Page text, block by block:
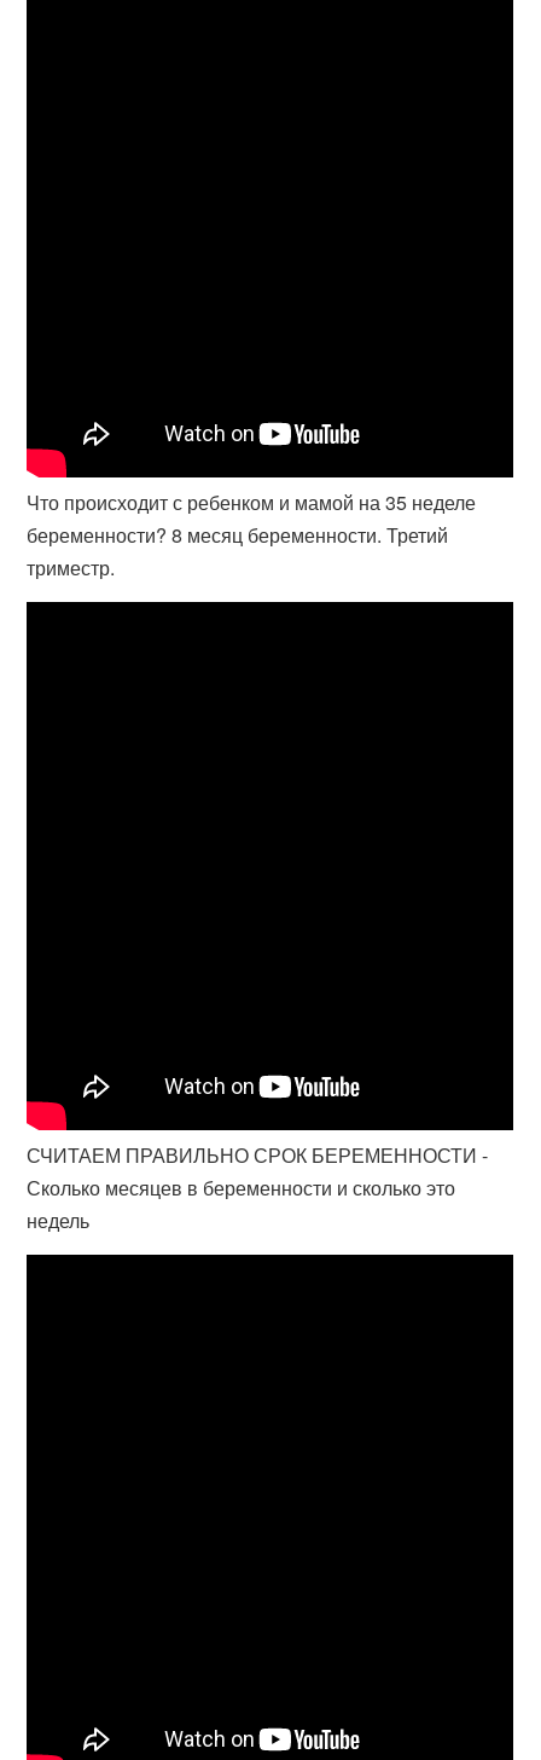
Что происходит с ребенком и мамой на 35 неделе
беременности? 8 месяц беременности. Третий
триместр.
СЧИТАЕМ ПРАВИЛЬНО СРОК БЕРЕМЕННОСТИ -
Сколько месяцев в беременности и сколько это
недель